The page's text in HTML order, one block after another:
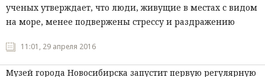
ученых утверждает, что люди, живущие в местах с видом
на море, менее подвержены стрессу и раздражению
11:01, 29 апреля 2016
Музей города Новосибирска запустит первую регулярную